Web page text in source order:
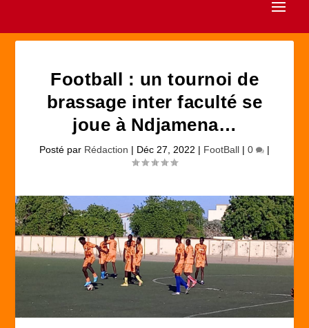
Football : un tournoi de
brassage inter faculté se
joue à Ndjamena…
Posté par Rédaction | Déc 27, 2022 | FootBall | 0 |